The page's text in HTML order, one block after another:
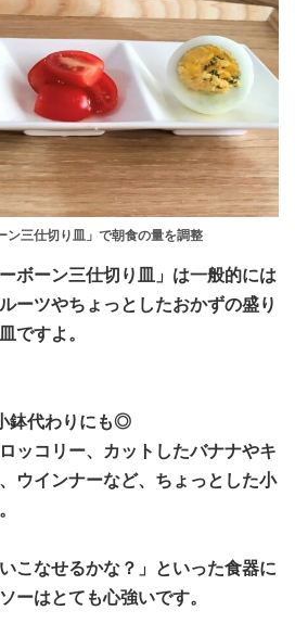
ン三仕切り皿」で朝食の量を調整
ボーン三仕切り皿」は一般的には
ーツやちょっとしたおかずの盛り
ですよ。
鉢代わりにも◎
ッコリー、カットしたバナナやキ
ウインナーなど、ちょっとした小
こなせるかな？」といった食器に
ーはとても心強いです。